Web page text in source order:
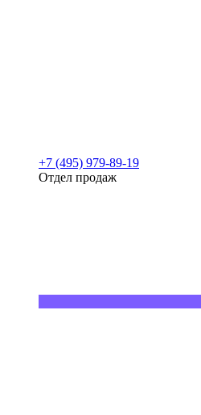
+7 (495) 979-89-19
Отдел продаж